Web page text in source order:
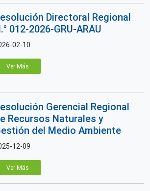
Directoral Regional
012-2026-GRU-ARAU
02-10
Ver Más
Gerencial Regional
Recursos Naturales y
del Medio Ambiente
12-09
Ver Más